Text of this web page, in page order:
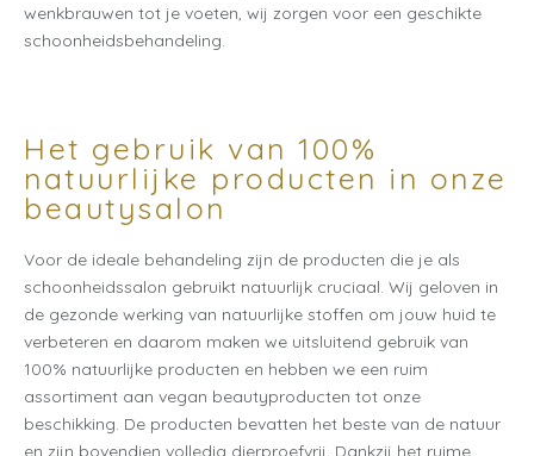
wenkbrauwen tot je voeten, wij zorgen voor een geschikte
schoonheidsbehandeling.
Het gebruik van 100%
natuurlijke producten in onze
beautysalon
Voor de ideale behandeling zijn de producten die je als
schoonheidssalon gebruikt natuurlijk cruciaal. Wij geloven in
de gezonde werking van natuurlijke stoffen om jouw huid te
verbeteren en daarom maken we uitsluitend gebruik van
100% natuurlijke producten en hebben we een ruim
assortiment aan vegan beautyproducten tot onze
beschikking. De producten bevatten het beste van de natuur
en zijn bovendien volledig dierproefvrij. Dankzij het ruime